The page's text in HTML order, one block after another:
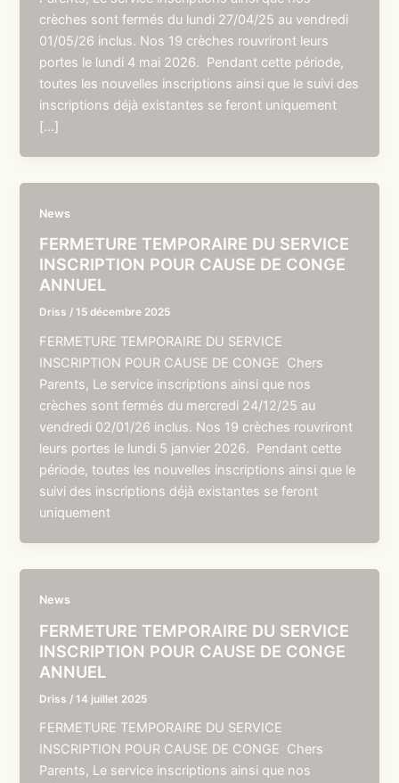
crèches sont fermés du lundi 27/04/25 au vendredi
01/05/26 inclus. Nos 19 crèches rouvriront leurs
portes le lundi 4 mai 2026. Pendant cette période,
toutes les nouvelles inscriptions ainsi que le suivi des
inscriptions déjà existantes se feront uniquement
[…]
News
FERMETURE TEMPORAIRE DU SERVICE
INSCRIPTION POUR CAUSE DE CONGE
ANNUEL
Driss /15 décembre 2025
FERMETURE TEMPORAIRE DU SERVICE
INSCRIPTION POUR CAUSE DE CONGE Chers
Parents, Le service inscriptions ainsi que nos
crèches sont fermés du mercredi 24/12/25 au
vendredi 02/01/26 inclus. Nos 19 crèches rouvriront
leurs portes le lundi 5 janvier 2026. Pendant cette
période, toutes les nouvelles inscriptions ainsi que le
suivi des inscriptions déjà existantes se feront
uniquement
News
FERMETURE TEMPORAIRE DU SERVICE
INSCRIPTION POUR CAUSE DE CONGE
ANNUEL
Driss /14 juillet 2025
FERMETURE TEMPORAIRE DU SERVICE
INSCRIPTION POUR CAUSE DE CONGE Chers
Parents, Le service inscriptions ainsi que nos